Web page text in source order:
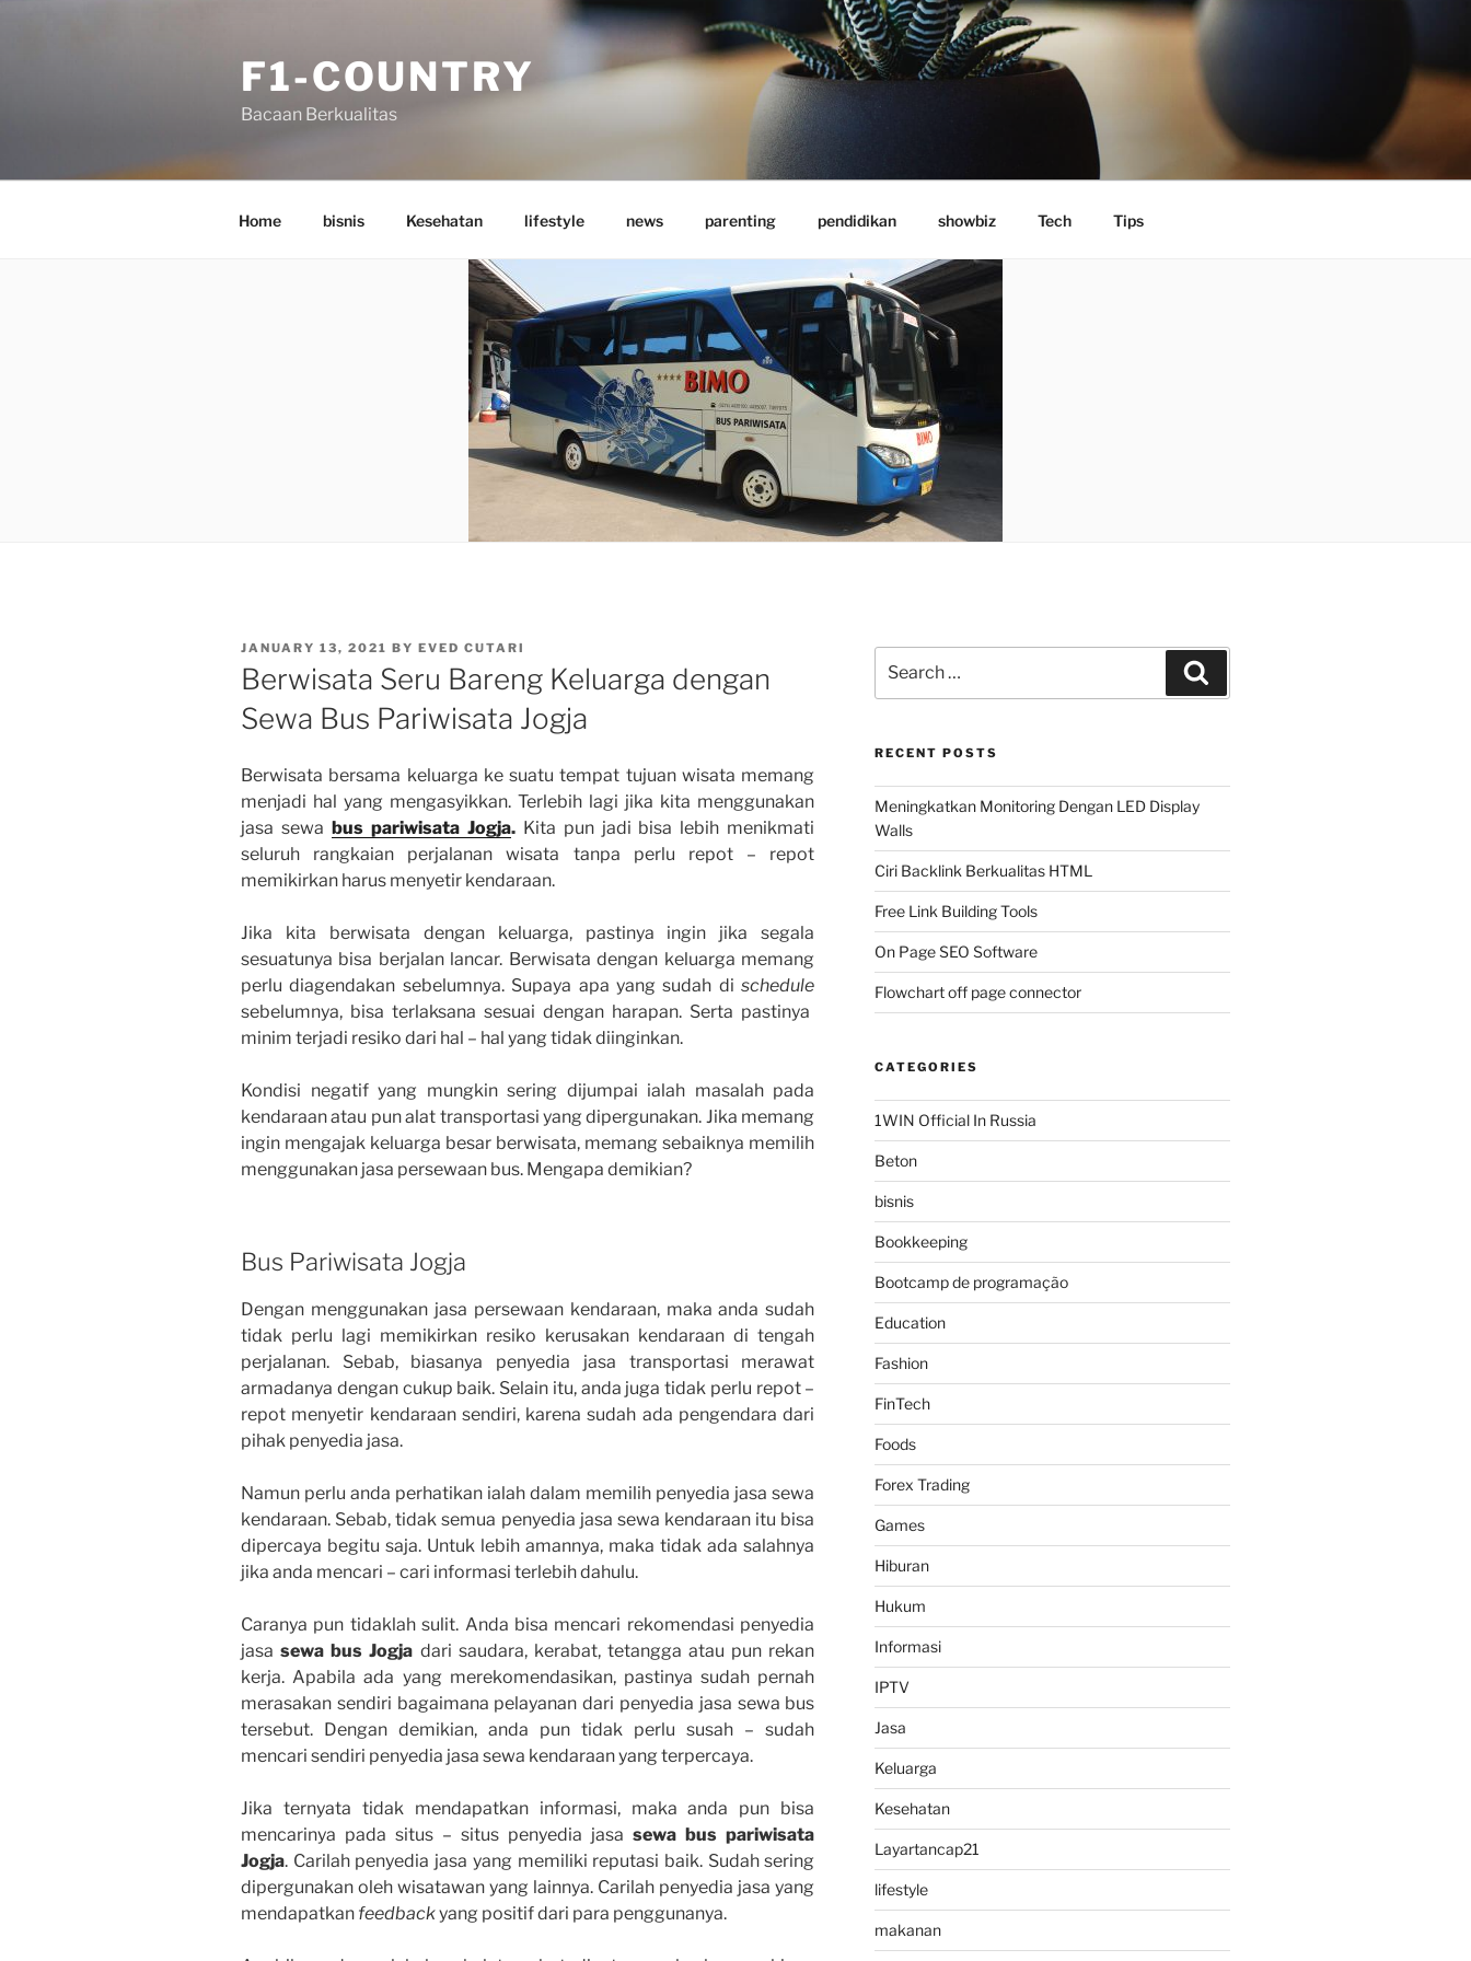
F1-COUNTRY
Bacaan Berkualitas
Home bisnis Kesehatan lifestyle news parenting pendidikan showbiz Tech Tips
POSTED
ON
JANUARY 13, 2021 BY EVED CUTARI
Berwisata Seru Bareng Keluarga dengan
Sewa Bus Pariwisata Jogja
Berwisata bersama keluarga ke suatu tempat tujuan wisata memang
menjadi hal yang mengasyikkan. Terlebih lagi jika kita menggunakan
jasa sewa bus pariwisata Jogja. Kita pun jadi bisa lebih menikmati
seluruh rangkaian perjalanan wisata tanpa perlu repot – repot
memikirkan harus menyetir kendaraan.
Jika kita berwisata dengan keluarga, pastinya ingin jika segala
sesuatunya bisa berjalan lancar. Berwisata dengan keluarga memang
perlu diagendakan sebelumnya. Supaya apa yang sudah dischedule
sebelumnya, bisa terlaksana sesuai dengan harapan. Serta pastinya
minim terjadi resiko dari hal – hal yang tidak diinginkan.
Kondisi negatif yang mungkin sering dijumpai ialah masalah pada
kendaraan atau pun alat transportasi yang dipergunakan. Jika memang
ingin mengajak keluarga besar berwisata, memang sebaiknya memilih
menggunakan jasa persewaan bus. Mengapa demikian?
Bus Pariwisata Jogja
Dengan menggunakan jasa persewaan kendaraan, maka anda sudah
tidak perlu lagi memikirkan resiko kerusakan kendaraan di tengah
perjalanan. Sebab, biasanya penyedia jasa transportasi merawat
armadanya dengan cukup baik. Selain itu, anda juga tidak perlu repot –
repot menyetir kendaraan sendiri, karena sudah ada pengendara dari
pihak penyedia jasa.
Namun perlu anda perhatikan ialah dalam memilih penyedia jasa sewa
kendaraan. Sebab, tidak semua penyedia jasa sewa kendaraan itu bisa
dipercaya begitu saja. Untuk lebih amannya, maka tidak ada salahnya
jika anda mencari – cari informasi terlebih dahulu.
Caranya pun tidaklah sulit. Anda bisa mencari rekomendasi penyedia
jasasewa bus Jogja dari saudara, kerabat, tetangga atau pun rekan
kerja. Apabila ada yang merekomendasikan, pastinya sudah pernah
merasakan sendiri bagaimana pelayanan dari penyedia jasa sewa bus
tersebut. Dengan demikian, anda pun tidak perlu susah – sudah
mencari sendiri penyedia jasa sewa kendaraan yang terpercaya.
Jika ternyata tidak mendapatkan informasi, maka anda pun bisa
mencarinya pada situs – situs penyedia jasasewa bus pariwisata
Jogja. Carilah penyedia jasa yang memiliki reputasi baik. Sudah sering
dipergunakan oleh wisatawan yang lainnya. Carilah penyedia jasa yang
mendapatkan feedbackyang positif dari para penggunanya.
for:
RECENT POSTS
Meningkatkan Monitoring Dengan LED Display
Walls
Ciri Backlink Berkualitas HTML
Free Link Building Tools
On Page SEO Software
Flowchart off page connector
CATEGORIES
1WIN Official In Russia
Beton
bisnis
Bookkeeping
Bootcamp de programação
Education
Fashion
FinTech
Foods
Forex Trading
Games
Hiburan
Hukum
Informasi
IPTV
Jasa
Keluarga
Kesehatan
Layartancap21
lifestyle
makanan